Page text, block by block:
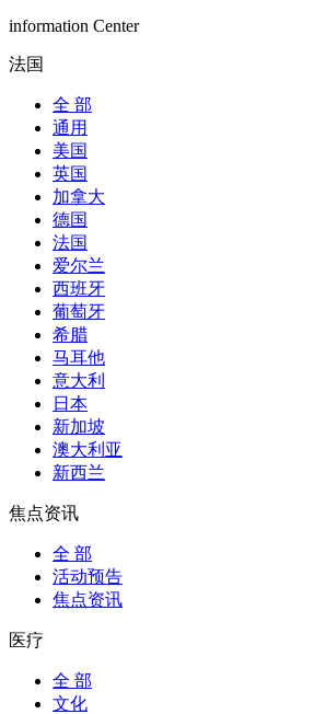
information Center
法国
全 部
通用
美国
英国
加拿大
德国
法国
爱尔兰
西班牙
葡萄牙
希腊
马耳他
意大利
日本
新加坡
澳大利亚
新西兰
焦点资讯
全 部
活动预告
焦点资讯
医疗
全 部
文化